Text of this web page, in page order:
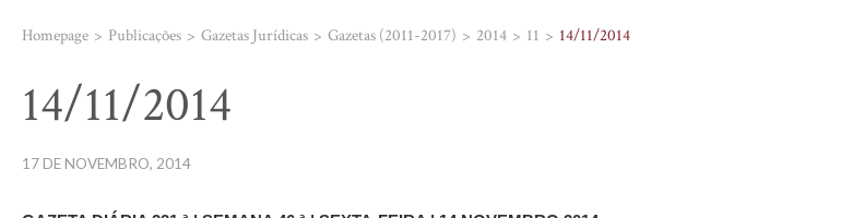
Homepage Publicações Gazetas Jurídicas Gazetas (2011-2017) 2014 11 14/11/2014
14/11/2014
17 DE NOVEMBRO, 2014